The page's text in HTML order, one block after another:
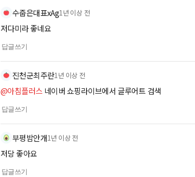
수줍은대표xAg1년 이상 전
저다미라 좋네요
답글쓰기
진천군최주란1년 이상 전
@아침플러스 네이버 쇼핑라이브에서 글루어트 검색
답글쓰기
부평밤안개1년 이상 전
저당 좋아요
답글쓰기